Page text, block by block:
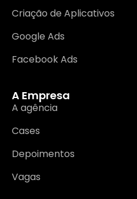
Criação de Aplicativos
Google Ads
Facebook Ads
A Empresa
A agência
Cases
Depoimentos
Vagas